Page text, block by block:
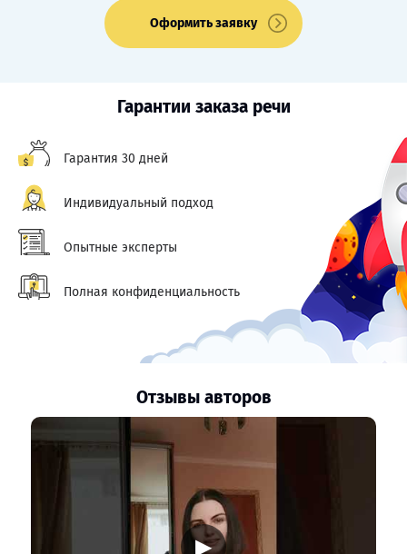
Оформить заявку
Гарантии заказа речи
Гарантия 30 дней
Индивидуальный подход
Опытные эксперты
Полная конфиденциальность
Отзывы авторов
▶